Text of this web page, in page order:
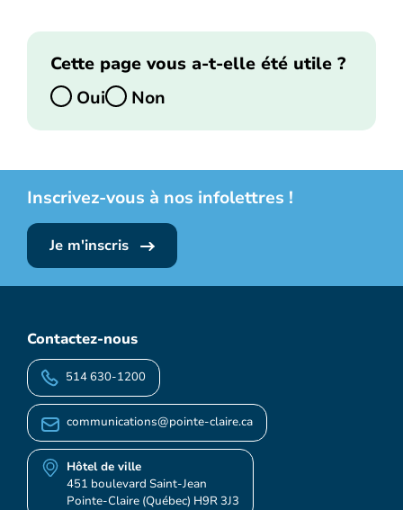
Cette page vous a-t-elle été utile ?
Oui
Non
Inscrivez-vous à nos infolettres !
Je m'inscris
Contactez-nous
514 630-1200
communications@pointe-claire.ca
Hôtel de ville
451 boulevard Saint-Jean
Pointe-Claire (Québec) H9R 3J3